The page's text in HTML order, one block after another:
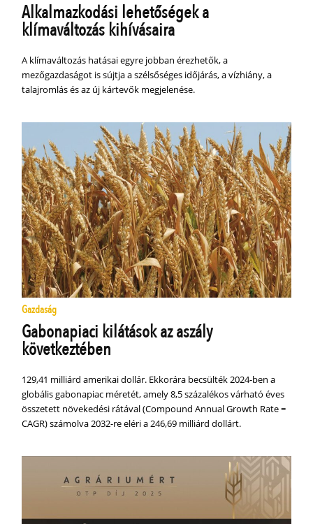
Alkalmazkodási lehetőségek a
klímaváltozás kihívásaira
A klímaváltozás hatásai egyre jobban érezhetők, a
mezőgazdaságot is sújtja a szélsőséges időjárás, a vízhiány, a
talajromlás és az új kártevők megjelenése.
Gazdaság
Gabonapiaci kilátások az aszály
következtében
129,41 milliárd amerikai dollár. Ekkorára becsülték 2024-ben a
globális gabonapiac méretét, amely 8,5 százalékos várható éves
összetett növekedési rátával (Compound Annual Growth Rate =
CAGR) számolva 2032-re eléri a 246,69 milliárd dollárt.